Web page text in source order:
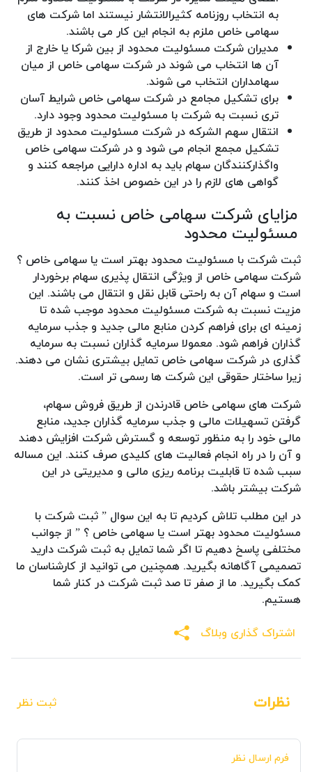
به انتخاب روزنامه کثیرالانتشار نیستند اما شرکت های
سهامی خاص ملزم به انجام این کار می باشند.
مدیران شرکت مسئولیت محدود از بین شرکا یا خارج از
آن ها انتخاب می شوند در شرکت سهامی خاص از میان
سهامداران انتخاب می شوند.
برای تشکیل مجامع در شرکت سهامی خاص شرایط آسان
تری نسبت به شرکت با مسئولیت محدود وجود دارد.
انتقال سهم الشرکه در شرکت مسئولیت محدود از طریق
تشکیل مجمع انجام می شود و در شرکت سهامی خاص
واگذارکنندگان سهام باید به اداره دارایی مراجعه کنند و
گواهی های لازم را در این خصوص اخذ کنند.
مزایای شرکت سهامی خاص نسبت به
مسئولیت محدود
ثبت شرکت با مسئولیت محدود بهتر است یا سهامی خاص ؟
شرکت سهامی خاص از ویژگی انتقال پذیری سهام برخوردار
است و سهام آن به راحتی قابل نقل و انتقال می باشند. این
مزیت نسبت به شرکت مسئولیت محدود موجب شده تا
زمینه ای برای فراهم کردن منابع مالی جدید و جذب سرمایه
گذاران فراهم شود. معمولا سرمایه گذاران نسبت به سرمایه
گذاری در شرکت سهامی خاص تمایل بیشتری نشان می دهند.
زیرا ساختار حقوقی این شرکت ها رسمی تر است.
شرکت های سهامی خاص قادرندن از طریق فروش سهام،
گرفتن تسهیلات مالی و جذب سرمایه گذاران جدید، منابع
مالی خود را به منظور توسعه و گسترش شرکت افزایش دهند
و آن را در راه انجام فعالیت های کلیدی صرف کنند. این مساله
سبب شده تا قابلیت برنامه ریزی مالی و مدیریتی در این
شرکت بیشتر باشد.
در این مطلب تلاش کردیم تا به این سوال ” ثبت شرکت با
مسئولیت محدود بهتر است یا سهامی خاص ؟ ” از جوانب
مختلفی پاسخ دهیم تا اگر شما تمایل به ثبت شرکت دارید
تصمیمی آگاهانه بگیرید. همچنین می توانید از کارشناسان ما
کمک بگیرید. ما از صفر تا صد ثبت شرکت در کنار شما
هستیم.
اشتراک گذاری وبلاگ
نظرات ثبت نظر
فرم ارسال نظر